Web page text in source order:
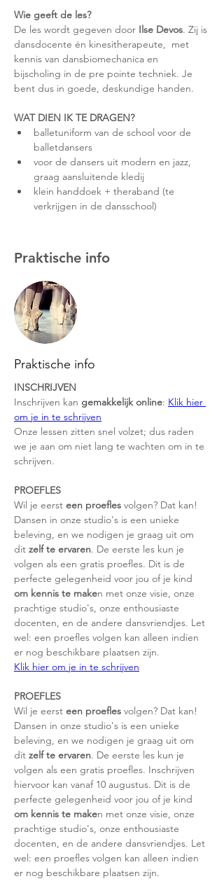
Wie geeft de les?
De les wordt gegeven door Ilse Devos. Zij is
dansdocente én kinesitherapeute,  met
kennis van dansbiomechanica en
bijscholing in de pre pointe techniek. Je
bent dus in goede, deskundige handen.
WAT DIEN IK TE DRAGEN?
balletuniform van de school voor de
balletdansers
voor de dansers uit modern en jazz,
graag aansluitende kledij
klein handdoek + theraband (te
verkrijgen in de dansschool)
Praktische info
Praktische info
INSCHRIJVEN
Inschrijven kan gemakkelijk online: Klik hier
om je in te schrijven
Onze lessen zitten snel volzet; dus raden
we je aan om niet lang te wachten om in te
schrijven.
PROEFLES
Wil je eerst een proefles volgen? Dat kan!
Dansen in onze studio's is een unieke
beleving, en we nodigen je graag uit om
dit zelf te ervaren. De eerste les kun je
volgen als een gratis proefles. Dit is de
perfecte gelegenheid voor jou of je kind
om kennis te maken met onze visie, onze
prachtige studio's, onze enthousiaste
docenten, en de andere dansvriendjes. Let
wel: een proefles volgen kan alleen indien
er nog beschikbare plaatsen zijn.
Klik hier om je in te schrijven
PROEFLES
Wil je eerst een proefles volgen? Dat kan!
Dansen in onze studio's is een unieke
beleving, en we nodigen je graag uit om
dit zelf te ervaren. De eerste les kun je
volgen als een gratis proefles. Inschrijven
hiervoor kan vanaf 10 augustus. Dit is de
perfecte gelegenheid voor jou of je kind
om kennis te maken met onze visie, onze
prachtige studio's, onze enthousiaste
docenten, en de andere dansvriendjes. Let
wel: een proefles volgen kan alleen indien
er nog beschikbare plaatsen zijn.